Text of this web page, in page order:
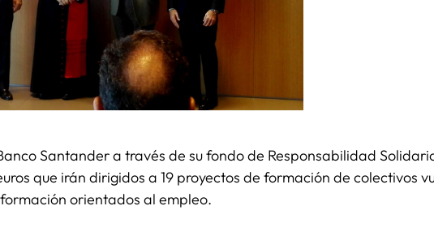
Santander a través de su fondo de Responsabilidad
que irán dirigidos a 19 proyectos de formación de colectivos
orientados al empleo.